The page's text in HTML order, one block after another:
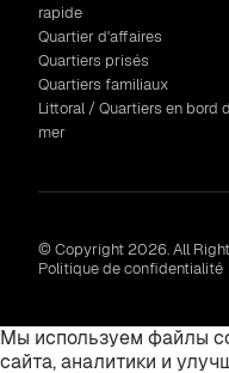
rapide
Quartier d'affaires
Quartiers prisés
Quartiers familiaux
Littoral / Quartiers en bord
mer
© Copyright 2026. All
Politique de confidentialité
Мы используем файлы
сайта, аналитики и